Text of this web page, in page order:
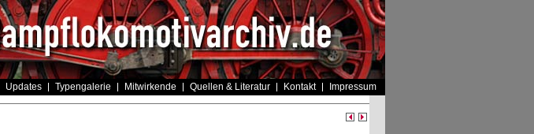
Updates Typengalerie Mitwirkende Quellen & Literatur Kontakt Impressum